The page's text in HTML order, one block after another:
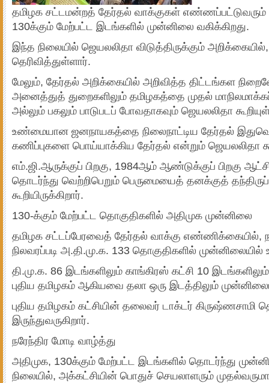
தமிழக சட்டமன்றத் தேர்தல் வாக்குகள் எண்ணப்பட்டுவரும்
130க்கும் மேற்பட்ட இடங்களில் முன்னிலை வகிக்கிறது.
இந்த நிலையில் ஜெயலலிதா விடுத்திருக்கும்
தெரிவித்துள்ளார்.
மேலும், தேர்தல் அறிக்கையில் அறிவித்த திட்டங்கள
அனைத்துத் துறைகளிலும் தமிழகத்தை முதல்
அல்லும் பகலும் பாடுபடப் போவதாகவும் ஜெயலலிதா
உண்மையான ஜனநாயகத்தை நிலைநாட்டிய தேர்தல்
கணிப்புகளை பொய்யாக்கிய தேர்தல் என்றும் ஜெயலலிதா
எம்.ஜி.ஆருக்குப் பிறகு, 1984ஆம் ஆண்டுக்குப் பிறகு
தொடர்ந்து வெற்றிபெறும் பெருமையைத் தனக்குத்
கூறியிருக்கிறார்.
130-க்கும் மேற்பட்ட தொகுதிகளில் அதிமுக முன்னிலை
தமிழக சட்டப்பேரவைத் தேர்தல் வாக்கு
நிலவரப்படி அ.தி.மு.க. 133 தொகுதிகளில் முன்னிலையில்
தி.மு.க. 86 இடங்களிலும் காங்கிரஸ் கட்சி 10
புதிய தமிழகம் ஆகியவை தலா ஒரு இடத்திலும்
புதிய தமிழகம் கட்சியின் தலைவர் டாக்டர் கிருஷ்ணசாமி
இருந்துவருகிறார்.
நரேந்திர மோடி வாழ்த்து
அதிமுக, 130க்கும் மேற்பட்ட இடங்களில் தொடர்ந்து
நிலையில், அக்கட்சியின் பொதுச் செயலாளரும்